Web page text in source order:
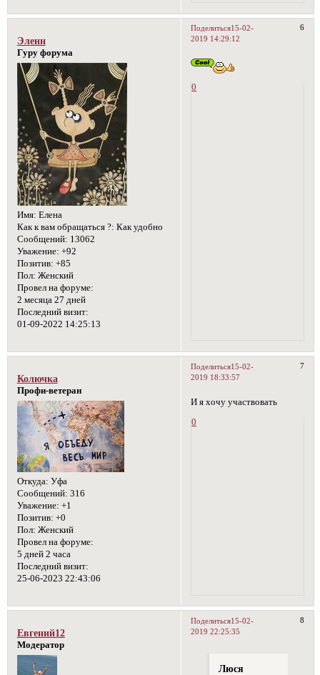
Поделиться 6
15-02-
2019 14:29:12
Эленн
Гуру форума
Имя: Елена
Как к вам обращаться ?: Как удобно
Сообщений: 13062
Уважение: +92
Позитив: +85
Пол: Женский
Провел на форуме:
2 месяца 27 дней
Последний визит:
01-09-2022 14:25:13
0
Поделиться 7
15-02-
2019 18:33:57
Колючка
Профи-ветеран
Откуда: Уфа
Сообщений: 316
Уважение: +1
Позитив: +0
Пол: Женский
Провел на форуме:
5 дней 2 часа
Последний визит:
25-06-2023 22:43:06
И я хочу участвовать
0
Поделиться 8
15-02-
2019 22:25:35
Евгений12
Модератор
Люся